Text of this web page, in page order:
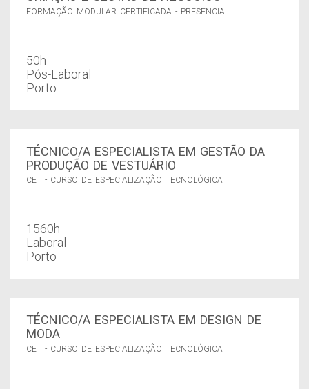
FORMAÇÃO MODULAR CERTIFICADA - PRESENCIAL
50h
Pós-Laboral
Porto
TÉCNICO/A ESPECIALISTA EM GESTÃO DA
PRODUÇÃO DE VESTUÁRIO
CET - CURSO DE ESPECIALIZAÇÃO TECNOLÓGICA
1560h
Laboral
Porto
TÉCNICO/A ESPECIALISTA EM DESIGN DE
MODA
CET - CURSO DE ESPECIALIZAÇÃO TECNOLÓGICA